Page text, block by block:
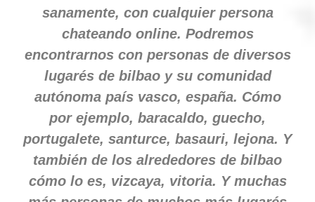
sanamente, con cualquier persona
chateando online. Podremos
encontrarnos con personas de diversos
lugarés de bilbao y su comunidad
autónoma país vasco, españa. Cómo
por ejemplo, baracaldo, guecho,
portugalete, santurce, basauri, lejona. Y
también de los alrededores de bilbao
cómo lo es, vizcaya, vitoria. Y muchas